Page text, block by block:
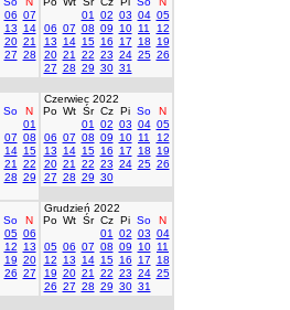
06 07
13
14
20 21
27 28
01
02 03 04 05
06 07 08 09 10 11
12
13
14 15 16 17 18
19
20 21 22 23 24 25 26
27 28 29 30 31
So
N
01
07 08
14 15
21
22
28 29
Czerwiec 2022
Po Wt Śr Cz Pi So
N
01
02 03 04 05
06 07 08 09 10 11
12
13
14 15 16 17 18
19
20 21 22 23 24 25 26
27 28 29 30
So
N
05 06
12
13
19 20
26 27
Grudzień 2022
Po Wt Śr Cz Pi So
N
01
02 03 04
05 06 07 08 09 10 11
12
13 14 15 16 17
18
19 20 21 22 23 24 25
26 27 28 29 30 31